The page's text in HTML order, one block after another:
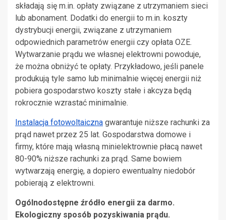
składają się m.in. opłaty związane z utrzymaniem sieci
lub abonament. Dodatki do energii to m.in. koszty
dystrybucji energii, związane z utrzymaniem
odpowiednich parametrów energii czy opłata OZE.
Wytwarzanie prądu we własnej elektrowni powoduje,
że można obniżyć te opłaty. Przykładowo, jeśli panele
produkują tyle samo lub minimalnie więcej energii niż
pobiera gospodarstwo koszty stałe i akcyza będą
rokrocznie wzrastać minimalnie.
Instalacja fotowoltaiczna gwarantuje niższe rachunki za
prąd nawet przez 25 lat. Gospodarstwa domowe i
firmy, które mają własną minielektrownie płacą nawet
80-90% niższe rachunki za prąd. Same bowiem
wytwarzają energię, a dopiero ewentualny niedobór
pobierają z elektrowni.
Ogólnodostępne źródło energii za darmo.
Ekologiczny sposób pozyskiwania prądu.